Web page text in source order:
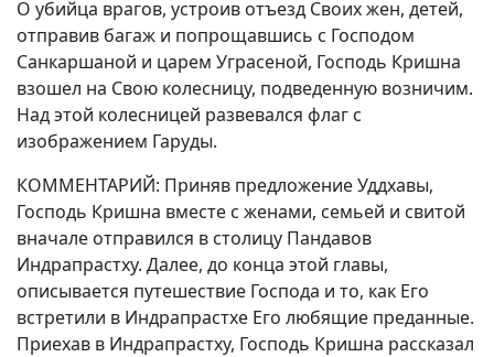
О убийца врагов, устроив отъезд Своих жен, детей,
отправив багаж и попрощавшись с Господом
Санкаршаной и царем Уграсеной, Господь Кришна
взошел на Свою колесницу, подведенную возничим.
Над этой колесницей развевался флаг с
изображением Гаруды.
КОММЕНТАРИЙ: Приняв предложение Уддхавы,
Господь Кришна вместе с женами, семьей и свитой
вначале отправился в столицу Пандавов
Индрапрастху. Далее, до конца этой главы,
описывается путешествие Господа и то, как Его
встретили в Индрапрастхе Его любящие преданные.
Приехав в Индрапрастху, Господь Кришна рассказал